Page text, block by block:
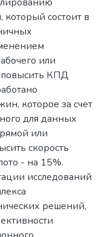
состоит в
или
повысить КПД
которое за счет
для данных
или
скорость
- на 15%.
исследований
решений,